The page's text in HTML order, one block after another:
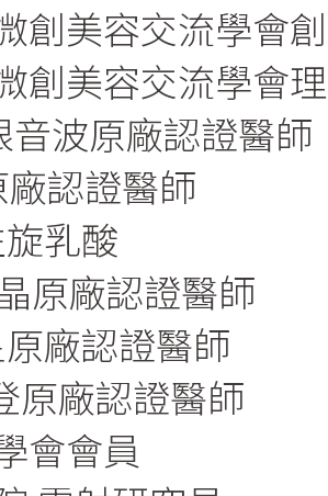
創美容交流學會
創美容交流學會
波原廠認證醫師
認證醫師
乳酸
原廠認證醫師
廠認證醫師
原廠認證醫師
會會員